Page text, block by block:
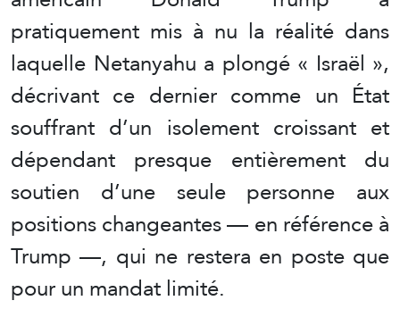
pratiquement mis à nu la réalité dans
laquelle Netanyahu a plongé « Israël »,
décrivant ce dernier comme un État
souffrant d’un isolement croissant et
dépendant presque entièrement du
soutien d’une seule personne aux
positions changeantes — en référence à
Trump —, qui ne restera en poste que
pour un mandat limité.